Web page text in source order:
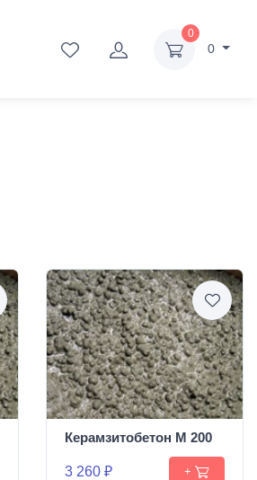
0
0
Керамзитобетон М 200
3 260 ₽ +